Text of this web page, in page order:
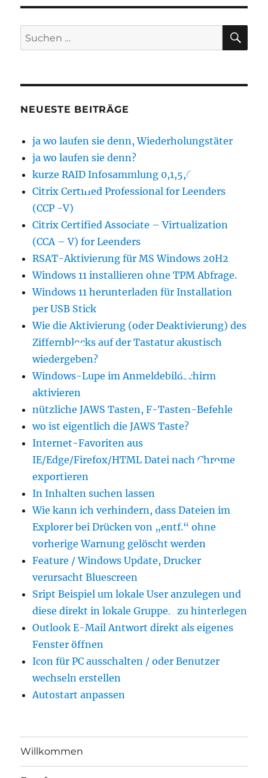
Suchen
nach:
NEUESTE BEITRÄGE
ja wo laufen sie denn, Wiederholungstäter
ja wo laufen sie denn?
kurze RAID Infosammlung 0,1,5,6
Citrix Certified Professional for Leenders
(CCP -V)
Citrix Certified Associate – Virtualization
(CCA – V) for Leenders
RSAT-Aktivierung für MS Windows 20H2
Windows 11 installieren ohne TPM Abfrage.
Windows 11 herunterladen für Installation
per USB Stick
Wie die Aktivierung (oder Deaktivierung) des
Ziffernblocks auf der Tastatur akustisch
wiedergeben?
Windows-Lupe im Anmeldebildschirm
aktivieren
nützliche JAWS Tasten, F-Tasten-Befehle
wo ist eigentlich die JAWS Taste?
Internet-Favoriten aus
IE/Edge/Firefox/HTML Datei nach Chrome
exportieren
In Inhalten suchen lassen
Wie kann ich verhindern, dass Dateien im
Explorer bei Drücken von „entf.“ ohne
vorherige Warnung gelöscht werden
Feature / Windows Update, Drucker
verursacht Bluescreen
Sript Beispiel um lokale User anzulegen und
diese direkt in lokale Gruppen zu hinterlegen
Outlook E-Mail Antwort direkt als eigenes
Fenster öffnen
Icon für PC ausschalten / oder Benutzer
wechseln erstellen
Autostart anpassen
Willkommen